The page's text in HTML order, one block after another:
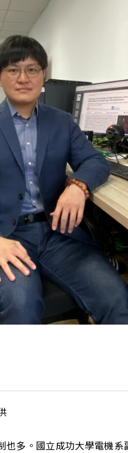
多。國立成功大學電機